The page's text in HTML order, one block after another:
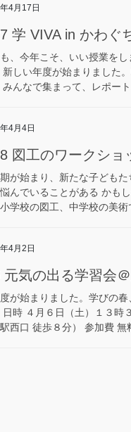
4月17日
学 VIVA in かわぐ
、今年こそ、いい授業を
新しい年度が始まりました
みんなで集まって、レポー
4月4日
図工のワークショ
が始まり、新たな子ども
んでいることがある かも
学校の図工、中学校の美
4月2日
元気の出る学習会
が始まりました。学びの
日時 ４月６日（土）１３時
西口 徒歩８分） 参加費